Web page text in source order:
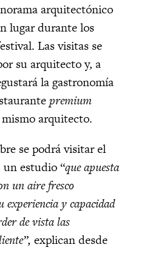
arquitectónico
lugar durante los
Las visitas se
su arquitecto y, a
la gastronomía
premium
arquitecto.
se podrá visitar el
un estudio “que apuesta
un aire fresco
experiencia y capacidad
de vista las
explican desde